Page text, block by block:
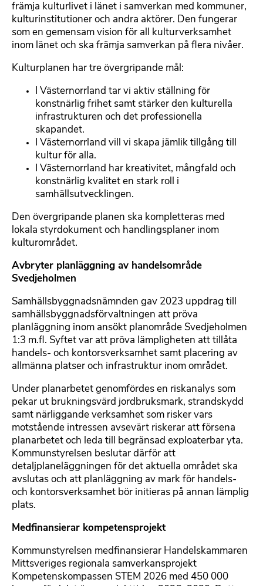
främja kulturlivet i länet i samverkan med kommuner,
kulturinstitutioner och andra aktörer. Den fungerar
som en gemensam vision för all kulturverksamhet
inom länet och ska främja samverkan på flera nivåer.
Kulturplanen har tre övergripande mål:
I Västernorrland tar vi aktiv ställning för
konstnärlig frihet samt stärker den kulturella
infrastrukturen och det professionella
skapandet.
I Västernorrland vill vi skapa jämlik tillgång till
kultur för alla.
I Västernorrland har kreativitet, mångfald och
konstnärlig kvalitet en stark roll i
samhällsutvecklingen.
Den övergripande planen ska kompletteras med
lokala styrdokument och handlingsplaner inom
kulturområdet.
Avbryter planläggning av handelsområde
Svedjeholmen
Samhällsbyggnadsnämnden gav 2023 uppdrag till
samhällsbyggnadsförvaltningen att pröva
planläggning inom ansökt planområde Svedjeholmen
1:3 m.fl. Syftet var att pröva lämpligheten att tillåta
handels- och kontorsverksamhet samt placering av
allmänna platser och infrastruktur inom området.
Under planarbetet genomfördes en riskanalys som
pekar ut brukningsvärd jordbruksmark, strandskydd
samt närliggande verksamhet som risker vars
motstående intressen avsevärt riskerar att försena
planarbetet och leda till begränsad exploaterbar yta.
Kommunstyrelsen beslutar därför att
detaljplaneläggningen för det aktuella området ska
avslutas och att planläggning av mark för handels-
och kontorsverksamhet bör initieras på annan lämplig
plats.
Medfinansierar kompetensprojekt
Kommunstyrelsen medfinansierar Handelskammaren
Mittsveriges regionala samverkansprojekt
Kompetenskompassen STEM 2026 med 450 000